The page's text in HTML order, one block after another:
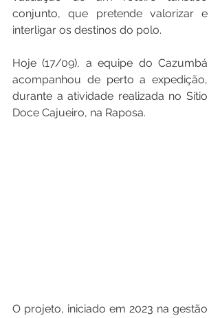
conjunto, que pretende valorizar e
interligar os destinos do polo.
Hoje (17/09), a equipe do Cazumbá
acompanhou de perto a expedição,
durante a atividade realizada no Sítio
Doce Cajueiro, na Raposa.
O projeto, iniciado em 2023 na gestão